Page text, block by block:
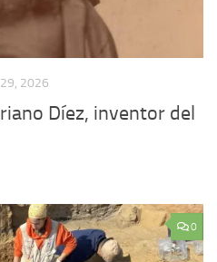
29, 2026
Díez, inventor del
0